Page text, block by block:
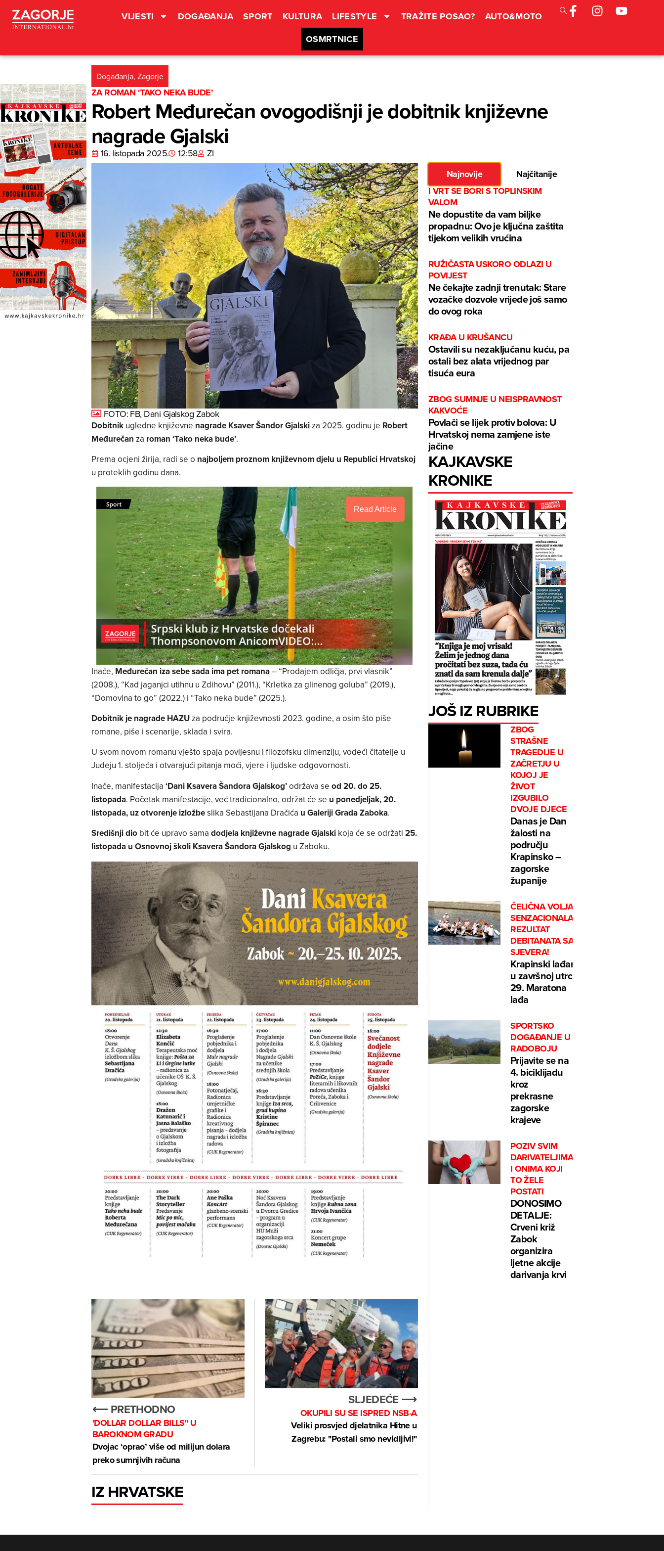
VIJESTI DOGAĐANJA SPORT KULTURA LIFESTYLE TRAŽITE POSAO?
AUTO&MOTO
OSMRTNICE
Događanja, Zagorje
ZA ROMAN ‘TAKO NEKA BUDE’
Robert Međurečan ovogodišnji je dobitnik književne
nagrade Gjalski
16. listopada 2025. 12:58 ZI
FOTO: FB, Dani Gjalskog Zabok
Dobitnikugledne književne nagrade Ksaver Šandor Gjalskiza 2025. godinu je Robert
Međurečan za roman ‘Tako neka bude’.
Prema ocjeni žirija, radi se o najboljem proznom književnom djelu u Republici Hrvatskoj
u proteklih godinu dana.
Read Article
Inače, Međurečan iza sebe sada ima pet romana– “Prodajem odličja, prvi vlasnik”
(2008.), “Kad jaganjci utihnu u Zdihovu” (2011.), “Krletka za glinenog goluba” (2019.),
“Domovina to go” (2022.) i “Tako neka bude” (2025.).
Dobitnik je nagrade HAZUza područje književnosti 2023. godine, a osim što piše
romane, piše i scenarije, sklada i svira.
U svom novom romanu vješto spaja povijesnu i filozofsku dimenziju, vodeći čitatelje u
Judeju 1. stoljeća i otvarajući pitanja moći, vjere i ljudske odgovornosti.
Inače, manifestacija ‘Dani Ksavera Šandora Gjalskog’održava se od 20. do 25.
listopada. Početak manifestacije, već tradicionalno, održat će se u ponedjeljak, 20.
listopada, uz otvorenje izložbeslika Sebastijana Dračića u Galeriji Grada Zaboka.
Središnji diobit će upravo sama dodjela književne nagrade Gjalski koja će se održati 25.
listopada u Osnovnoj školi Ksavera Šandora Gjalskog u Zaboku.
⟵ PRETHODNO
'DOLLAR DOLLAR BILLS" U
BAROKNOM GRADU
Dvojac ‘oprao’ više od milijun dolara
preko sumnjivih računa
SLJEDEĆE ⟶
OKUPILI SU SE ISPRED NSB-A
Veliki prosvjed djelatnika Hitne u
Zagrebu: "Postali smo nevidljivi!"
IZ HRVATSKE
Najnovije
Najčitanije
I VRT SE BORI S TOPLINSKIM
VALOM
Ne dopustite da vam biljke
propadnu: Ovo je ključna zaštita
tijekom velikih vrućina
RUŽIČASTA USKORO ODLAZI U
POVIJEST
Ne čekajte zadnji trenutak: Stare
vozačke dozvole vrijede još samo
do ovog roka
KRAĐA U KRUŠANCU
Ostavili su nezaključanu kuću, pa
ostali bez alata vrijednog par
tisuća eura
ZBOG SUMNJE U NEISPRAVNOST
KAKVOĆE
Povlači se lijek protiv bolova: U
Hrvatskoj nema zamjene iste
jačine
KAJKAVSKE
KRONIKE
JOŠ IZ RUBRIKE
ZBOG
STRAŠNE
TRAGEDIJE U
ZAČRETJU U
KOJOJ JE
ŽIVOT
IZGUBILO
DVOJE DJECE
Danas je Dan
žalosti na
području
Krapinsko –
zagorske
županije
ČELIČNA VOLJA I
SENZACIONALAN
REZULTAT
DEBITANATA SA
SJEVERA!
Krapinski lađari
u završnoj utrci
29. Maratona
lađa
SPORTSKO
DOGAĐANJE U
RADOBOJU
Prijavite se na
4. biciklijadu
kroz
prekrasne
zagorske
krajeve
POZIV SVIM
DARIVATELJIMA
I ONIMA KOJI
TO ŽELE
POSTATI
DONOSIMO
DETALJE:
Crveni križ
Zabok
organizira
ljetne akcije
darivanja krvi